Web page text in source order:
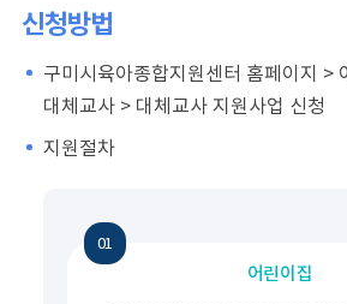
신청방법
구미시육아종합지원센터 홈페이지 >
대체교사 > 대체교사 지원사업 신청
지원절차
어린이집